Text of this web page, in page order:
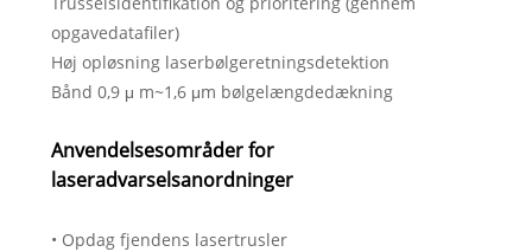
opgavedatafiler)
Høj opløsning laserbølgeretningsdetektion
Bånd 0,9 μ m~1,6 μm bølgelængdedækning
Anvendelsesområder for
laseradvarselsanordninger
• Opdag fjendens lasertrusler